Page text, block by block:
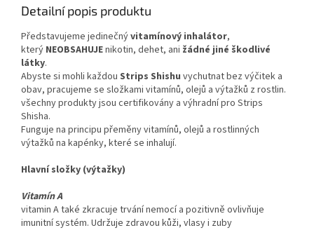
Detailní popis produktu
Představujeme jedinečnývitamínový inhalátor,
který NEOBSAHUJEnikotin, dehet, ani žádné jiné škodlivé
látky.
Abyste si mohli každou Strips Shishu vychutnat bez výčitek a
obav, pracujeme se složkami vitamínů, olejů a výtažků z rostlin.
všechny produkty jsou certifikovány a výhradní pro Strips
Shisha.
Funguje na principu přeměny vitamínů, olejů a rostlinných
výtažků na kapénky, které se inhalují.
Hlavní složky (výtažky)
Vitamín A
vitamin A také zkracuje trvání nemocí a pozitivně ovlivňuje
imunitní systém. Udržuje zdravou kůži, vlasy i zuby